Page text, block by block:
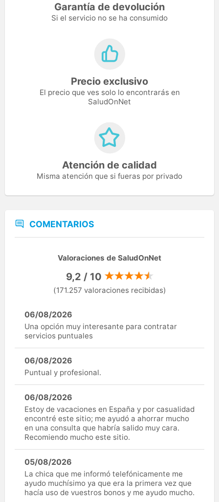
Garantía de devolución
Si el servicio no se ha consumido
Precio exclusivo
El precio que ves solo lo encontrarás en
SaludOnNet
Atención de calidad
Misma atención que si fueras por privado
COMENTARIOS
Valoraciones de SaludOnNet
9,2 / 10
(171.257 valoraciones recibidas)
06/08/2026
Una opción muy interesante para contratar
servicios puntuales
06/08/2026
Puntual y profesional.
06/08/2026
Estoy de vacaciones en España y por casualidad
encontré este sitio; me ayudó a ahorrar mucho
en una consulta que habría salido muy cara.
Recomiendo mucho este sitio.
05/08/2026
La chica que me informó telefónicamente me
ayudo muchísimo ya que era la primera vez que
hacía uso de vuestros bonos y me ayudo mucho.